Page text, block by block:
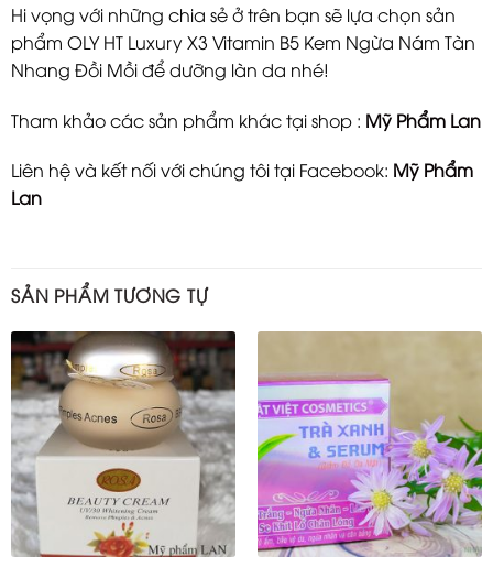
Hi vọng với những chia sẻ ở trên bạn sẽ lựa chọn sản
phẩm OLY HT Luxury X3 Vitamin B5 Kem Ngừa Nám Tàn
Nhang Đồi Mồi để dưỡng làn da nhé!
Tham khảo các sản phẩm khác tại shop : Mỹ Phẩm Lan
Liên hệ và kết nối với chúng tôi tại Facebook: Mỹ Phẩm
Lan
SẢN PHẨM TƯƠNG TỰ